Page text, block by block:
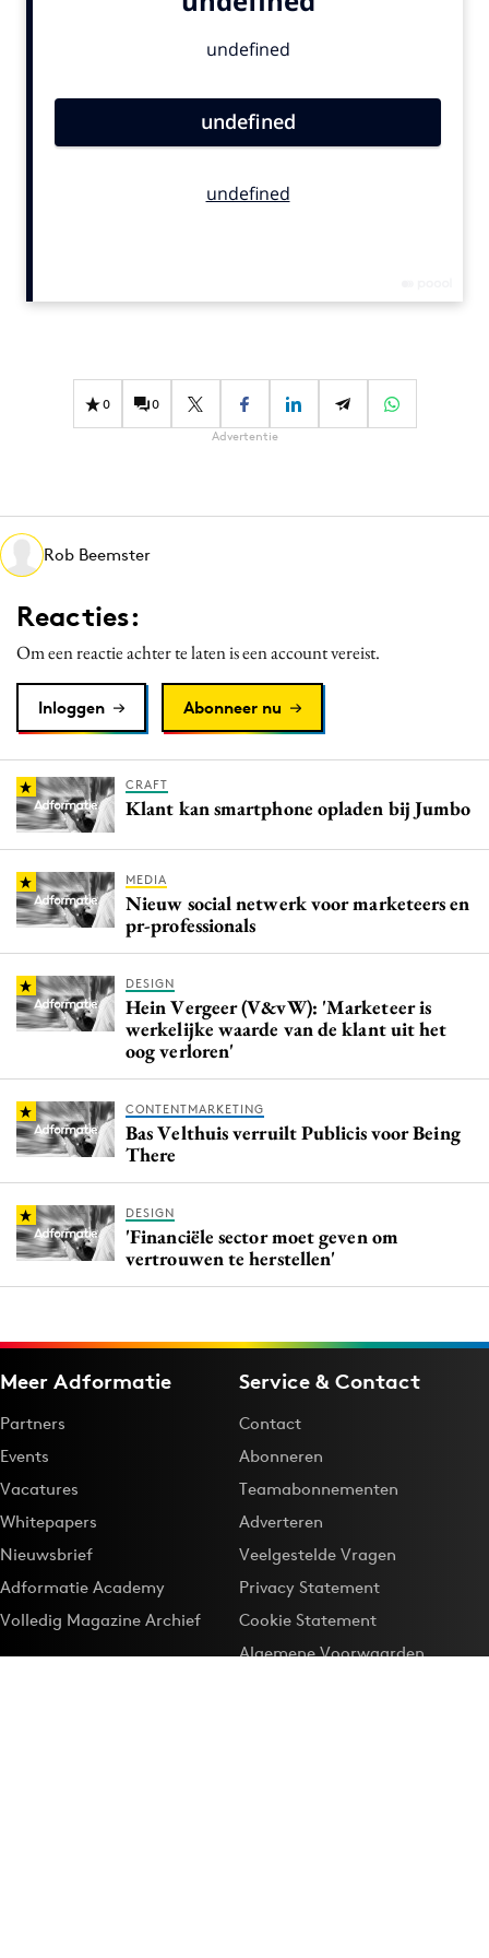
Gedragsverandering
Influencer marketing
Media
Merkstrategie
PR
Programmatic
Purpose Marketing
0 0
Advertentie
Rob Beemster
Reacties:
Om een reactie achter te laten is een account vereist.
Inloggen Abonneer nu
CRAFT
Klant kan smartphone opladen bij Jumbo
MEDIA
Nieuw social netwerk voor marketeers en
pr-professionals
DESIGN
Hein Vergeer (V&vW): 'Marketeer is
werkelijke waarde van de klant uit het
oog verloren'
CONTENTMARKETING
Bas Velthuis verruilt Publicis voor Being
There
DESIGN
'Financiële sector moet geven om
vertrouwen te herstellen'
Meer Adformatie
Partners
Events
Vacatures
Whitepapers
Nieuwsbrief
Adformatie Academy
Volledig Magazine Archief
Service & Contact
Contact
Abonneren
Teamabonnementen
Adverteren
Veelgestelde Vragen
Privacy Statement
Cookie Statement
Algemene Voorwaarden